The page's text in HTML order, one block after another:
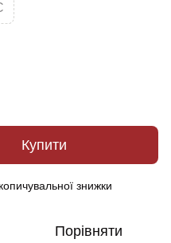
Купити
знижки
Порівняти